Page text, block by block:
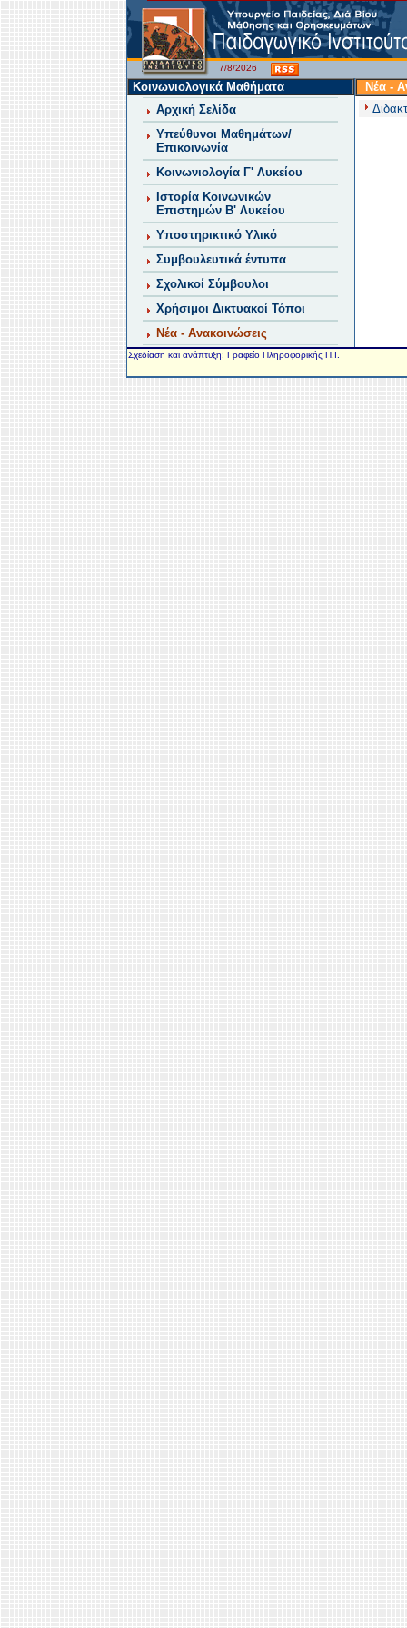
7/8/2026
Κοινωνιολογικά Μαθήματα
Αρχική Σελίδα
Υπεύθυνοι Μαθημάτων/
Επικοινωνία
Κοινωνιολογία Γ' Λυκείου
Ιστορία Κοινωνικών
Επιστημών Β' Λυκείου
Υποστηρικτικό Υλικό
Συμβουλευτικά έντυπα
Σχολικοί Σύμβουλοι
Χρήσιμοι Δικτυακοί Τόποι
Νέα - Ανακοινώσεις
Νέα -
Σχεδίαση και ανάπτυξη: Γραφείο Πληροφορικής Π.Ι.